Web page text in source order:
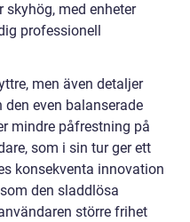
skyhög, med enheter
professionell
men även detaljer
even balanserade
mindre påfrestning på
som i sin tur ger ett
konsekventa innovation
den sladdlösa
större frihet